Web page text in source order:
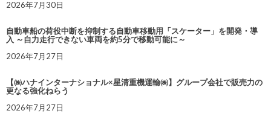
2026年7月30日
自動車船の荷役中断を抑制する自動車移動用「スケーター」を開発・導
入 ～自力走行できない車両を約5分で移動可能に～
2026年7月27日
【㈱ハナインターナショナル×星清重機運輸㈱】グループ会社で販売力の
更なる強化ねらう
2026年7月27日